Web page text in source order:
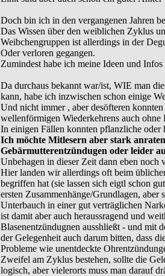
Doch bin ich in den vergangenen Jahren
Das Wissen über den weiblichen Zyklus
Weibchengruppen ist allerdings in der
Oder verloren gegangen.
Zumindest habe ich meine Ideen und
Da durchaus bekannt war/ist, WIE man
kann, habe ich inzwischen schon einige
Und nicht immer , aber desöfteren
wellenförmigen Wiederkehrens auch
In einigen Fällen konnten pflanzliche
Ich möchte Mitlesern aber stark
Gebärmutterentzündugen oder leider
Unbehagen in dieser Zeit dann eben
Hier landen wir allerdings oft beim
begriffen hat (sie lassen sich eigtl schon
ersten Zusammenhänge/Grundlagen, aber
Unterbauch in einer gut verträglichen
ist damit aber auch heraussragend und
Blasenentzündugnen ausshließt - und mit
der Gelegenheit auch darum bitten, dass
Probleme wie unentdeckte
Zweifel am Zyklus bestehen, sollte die
logisch, aber vielerorts muss man darauf